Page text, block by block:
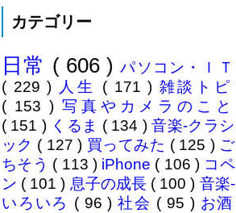
んでも簡易書留の配達は限られた
まです。 謎の代替文字情報 個人
番号...
カテゴリー
日常 ( 606 )パソコン・ＩＴ
( 229 ) 人生 ( 171 ) 雑談トピ
( 153 ) 写真やカメラのこと
( 151 ) くるま ( 134 )音楽-クラシ
ック ( 127 ) 買ってみた ( 125 ) ご
ちそう ( 113 ) iPhone ( 106 ) コペ
ン ( 101 ) 息子の成長 ( 100 ) 音楽-
いろいろ ( 96 )社会 ( 95 ) お酒